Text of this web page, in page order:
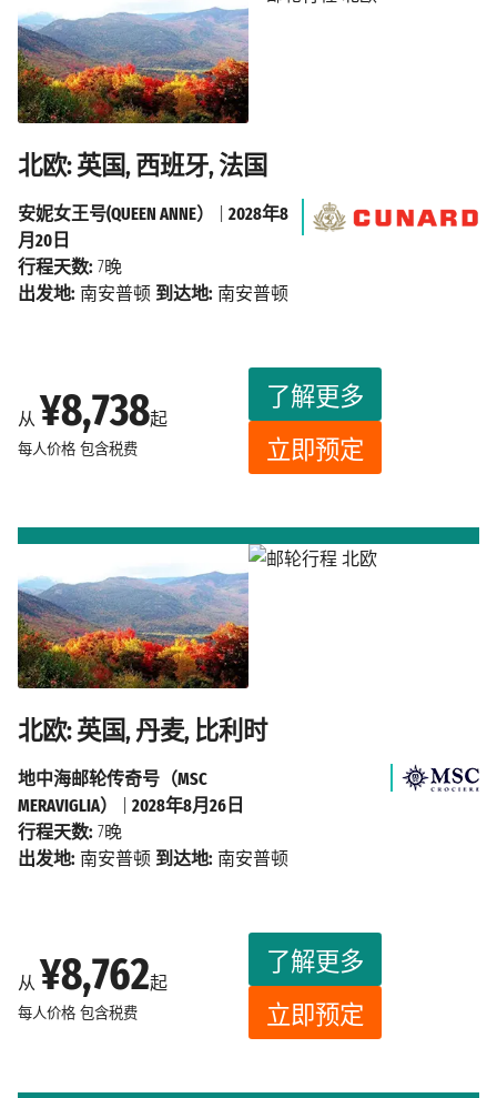
北欧: 英国, 西班牙, 法国
从 ¥8,738起
每人价格 包含税费
了解更多
立即预定
安妮女王号(QUEEN ANNE）
2028年8
月20日
行程天数: 7晚
出发地: 南安普顿 到达地: 南安普顿
北欧: 英国, 丹麦, 比利时
从 ¥8,762起
每人价格 包含税费
了解更多
立即预定
地中海邮轮传奇号（MSC
MERAVIGLIA）
2028年8月26日
行程天数: 7晚
出发地: 南安普顿 到达地: 南安普顿